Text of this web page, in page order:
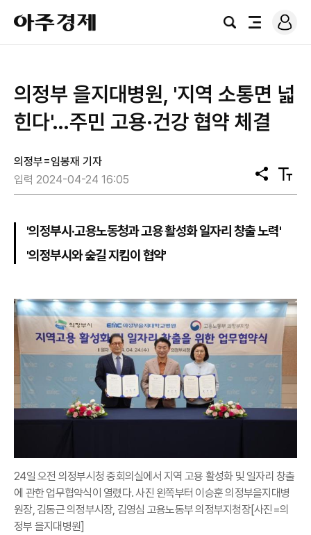
아
주
경
검
전
로
그
의정부 을지대병원, '지역 소통면 넓
힌다'…주민 고용·건강 협약 체결
의정부=임봉재 기자
입력 2024-04-24 16:05
공
유
텍
스
'의정부시·고용노동청과 고용 활성화 일자리 창출 노력'
'의정부시와 숲길 지킴이 협약'
24일 오전 의정부시청 중회의실에서 지역 고용 활성화 및 일자리 창출
에 관한 업무협약식이 열렸다. 사진 왼쪽부터 이승훈 의정부을지대병
원장, 김동근 의정부시장, 김영심 고용노동부 의정부지청장[사진=의
정부 을지대병원]